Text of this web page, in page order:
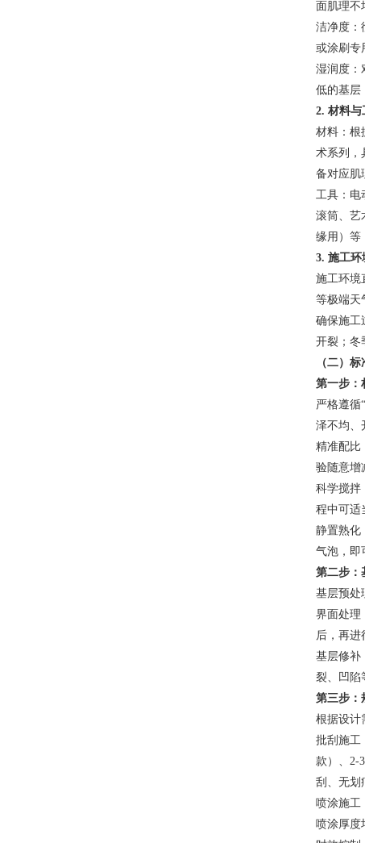
面肌理不
洁净度：
或涂刷专
湿润度：
低的基层
2. 材料与
材料：根
术系列，
备对应肌
工具：电
滚筒、艺
缘用）等
3. 施工环
施工环境
等极端天
确保施工
开裂；冬
（二）
第一步：
严格遵循
泽不均、
精准配比
验随意增
科学搅拌
程中可适
静置熟化
气泡，即
第二步：
基层预处
界面处理
后，再进
基层修补
裂、凹陷
第三步：
根据设计
批刮施工
款）、2-
刮、无划
喷涂施工
喷涂厚度